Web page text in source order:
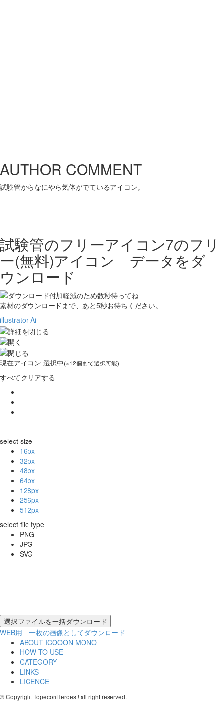
AUTHOR COMMENT
試験管からなにやら気体がでているアイコン。
試験管のフリーアイコン7のフリ
ー(無料)アイコン データをダ
ウンロード
素材のダウンロードまで、あと5秒お待ちください。
illustrator Ai
現在アイコン 選択中(※12個まで選択可能)
すべてクリアする
select size
16px
32px
48px
64px
128px
256px
512px
select file type
PNG
JPG
SVG
WEB用 一枚の画像としてダウンロード
ABOUT ICOOON MONO
HOW TO USE
CATEGORY
LINKS
LICENCE
© Copyright TopeconHeroes ! all right reserved.